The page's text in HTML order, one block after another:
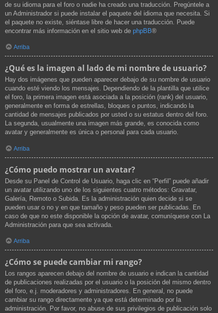
de su idioma para el foro o nadie ha creado una traducción. Pregúntele a
un Administrador si puede instalar el paquete del idioma que necesita. Si
el paquete no existe, siéntase libre de hacer una traducción. Puede
encontrar más información en el sitio web de phpBB®
Arriba
¿Qué es la imagen al lado de mi nombre de usuario?
Hay dos imágenes que pueden aparecer debajo de su nombre de usuario
cuando esté viendo los mensajes. Dependiendo de la plantilla que utilice
el foro, la primera imagen está asociada a la posición (rank) del usuario,
generalmente en forma de estrellas, bloques o puntos, indicando la
cantidad de mensajes publicados por usted o su estatus dentro del foro.
La segunda, usualmente una imagen más grande, es conocida como
avatar y generalmente es única o personal para cada usuario.
Arriba
¿Cómo puedo mostrar un avatar?
Desde su Panel de Control de Usuario, haga clic en “Perfil” puede añadir
un avatar utilizando uno de los siguientes cuatro métodos: Gravatar,
Galería, Remoto o Subida. Es la administración quien decide si se
pueden usar o no y en que tamaño y peso pueden ser publicadas. En
caso de que no este disponible la opción de avatar, comuníquese con La
Administración para que sea activada.
Arriba
¿Cómo se puede cambiar mi rango?
Los rangos aparecen debajo del nombre de usuario e indican la cantidad
de publicaciones realizadas por el usuario o la posición del mismo dentro
del foro, e.j. moderadores y administradores. En general, no puede
cambiar su rango directamente ya que está determinado por la
administración. Por favor, no abuse de sus privilegios de publicación solo